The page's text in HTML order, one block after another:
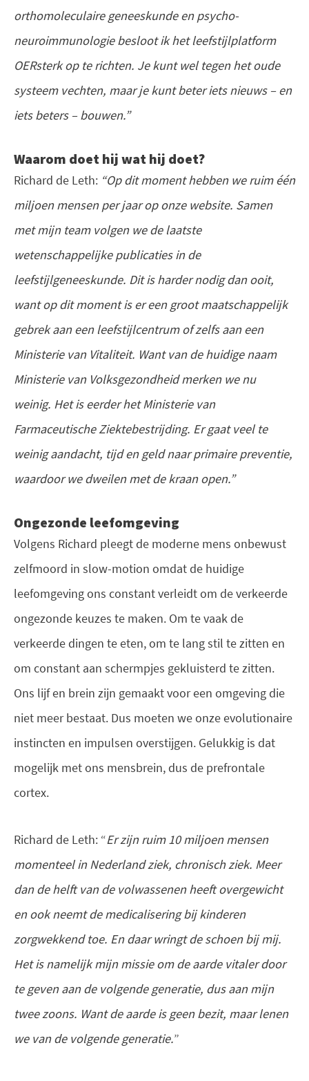
orthomoleculaire geneeskunde en psycho-
neuroimmunologie besloot ik het leefstijlplatform
OERsterk op te richten. Je kunt wel tegen het oude
systeem vechten, maar je kunt beter iets nieuws – en
iets beters – bouwen.”
Waarom doet hij wat hij doet?
Richard de Leth: “Op dit moment hebben we ruim één
miljoen mensen per jaar op onze website. Samen
met mijn team volgen we de laatste
wetenschappelijke publicaties in de
leefstijlgeneeskunde. Dit is harder nodig dan ooit,
want op dit moment is er een groot maatschappelijk
gebrek aan een leefstijlcentrum of zelfs aan een
Ministerie van Vitaliteit. Want van de huidige naam
Ministerie van Volksgezondheid merken we nu
weinig. Het is eerder het Ministerie van
Farmaceutische Ziektebestrijding. Er gaat veel te
weinig aandacht, tijd en geld naar primaire preventie,
waardoor we dweilen met de kraan open.”
Ongezonde leefomgeving
Volgens Richard pleegt de moderne mens onbewust
zelfmoord in slow-motion omdat de huidige
leefomgeving ons constant verleidt om de verkeerde
ongezonde keuzes te maken. Om te vaak de
verkeerde dingen te eten, om te lang stil te zitten en
om constant aan schermpjes gekluisterd te zitten.
Ons lijf en brein zijn gemaakt voor een omgeving die
niet meer bestaat. Dus moeten we onze evolutionaire
instincten en impulsen overstijgen. Gelukkig is dat
mogelijk met ons mensbrein, dus de prefrontale
cortex.
Richard de Leth: “Er zijn ruim 10 miljoen mensen
momenteel in Nederland ziek, chronisch ziek. Meer
dan de helft van de volwassenen heeft overgewicht
en ook neemt de medicalisering bij kinderen
zorgwekkend toe. En daar wringt de schoen bij mij.
Het is namelijk mijn missie om de aarde vitaler door
te geven aan de volgende generatie, dus aan mijn
twee zoons. Want de aarde is geen bezit, maar lenen
we van de volgende generatie.”